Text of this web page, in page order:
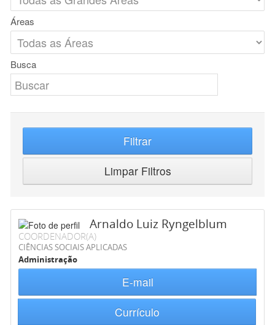
Áreas
Busca
Filtrar
Limpar Filtros
Arnaldo Luiz Ryngelblum
COORDENADOR(A)
CIÊNCIAS SOCIAIS APLICADAS
Administração
E-mail
Currículo